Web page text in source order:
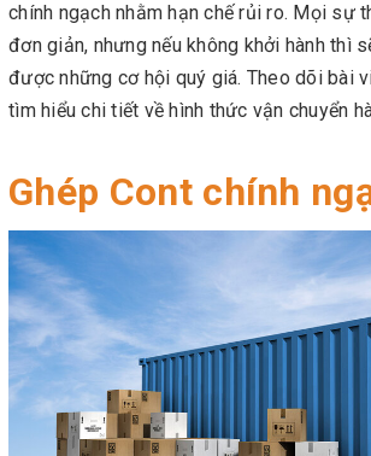
chính ngạch nhằm hạn chế rủi ro. Mọi sự
đơn giản, nhưng nếu không khởi hành thì
được những cơ hội quý giá. Theo dõi bài
tìm hiểu chi tiết về hình thức vận chuyển
Ghép Cont chính